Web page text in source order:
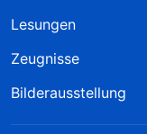
Lesungen
Zeugnisse
Bilderausstellung